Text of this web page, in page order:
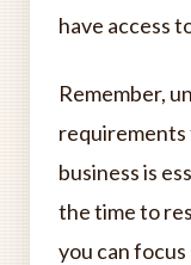
have access
Remember,
requirements
business is
the time to
you can